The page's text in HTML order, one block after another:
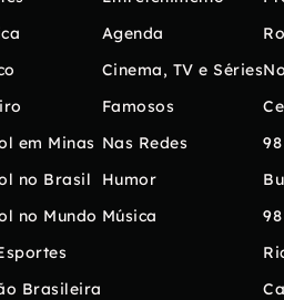
em Minas
no Brasil
no Mundo
Brasileira
Agenda
Cinema, TV e Séries
Famosos
Nas Redes
Humor
Música